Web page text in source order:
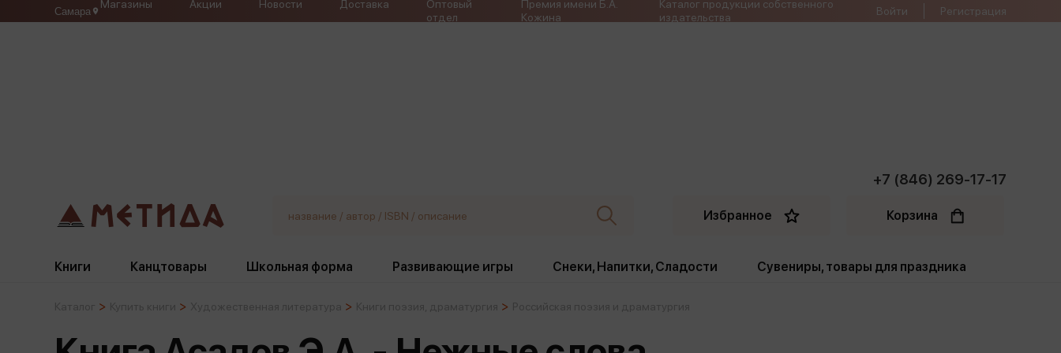
Самара
Магазины Акции Новости Доставка
Оптовый
отдел
Премия имени Б.А.
Кожина
Каталог продукции собственного
издательства
Войти Регистрация
+7 (846) 269-17-17
Избранное Корзина
Книги Канцтовары Школьная форма Развивающие игры Снеки, Напитки, Сладости Сувениры, товары для праздника